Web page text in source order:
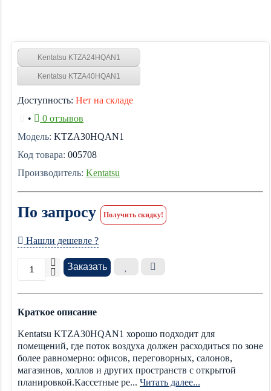
Kentatsu KTZA24HQAN1
Kentatsu KTZA40HQAN1
Доступность: Нет на складе
•
0 отзывов
Модель: KTZA30HQAN1
Код товара: 005708
Производитель: Kentatsu
По запросу Получить скидку!
Нашли дешевле ?
Заказать
Краткое описание
Kentatsu KTZA30HQAN1 хорошо подходит для
помещений, где поток воздуха должен расходиться по зоне
более равномерно: офисов, переговорных, салонов,
магазинов, холлов и других пространств с открытой
планировкой.Кассетные ре... Читать далее...